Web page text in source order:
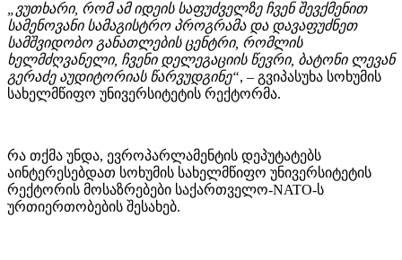
„ვუთხარი, რომ ამ იდეის საფუძველზე ჩვენ შევქმენით
სამენოვანი სამაგისტრო პროგრამა და დავაფუძნეთ
სამშვიდობო განათლების ცენტრი, რომლის
ხელმძღვანელი, ჩვენი დელეგაციის წევრი, ბატონი ლევან
გერაძე აუდიტორიას წარვუდგინე“, – გვიპასუხა სოხუმის
სახელმწიფო უნივერსიტეტის რექტორმა.
რა თქმა უნდა, ევროპარლამენტის დეპუტატებს
აინტერესებდათ სოხუმის სახელმწიფო უნივერსიტეტის
რექტორის მოსაზრებები საქართველო-NATO-ს
ურთიერთობების შესახებ.